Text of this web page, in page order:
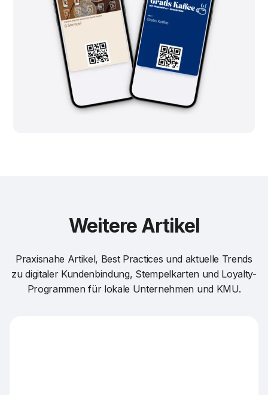
Weitere Artikel
Praxisnahe Artikel, Best Practices und aktuelle Trends
zu digitaler Kundenbindung, Stempelkarten und Loyalty-
Programmen für lokale Unternehmen und KMU.